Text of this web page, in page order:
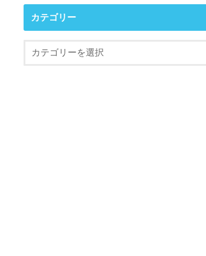
カテゴリー